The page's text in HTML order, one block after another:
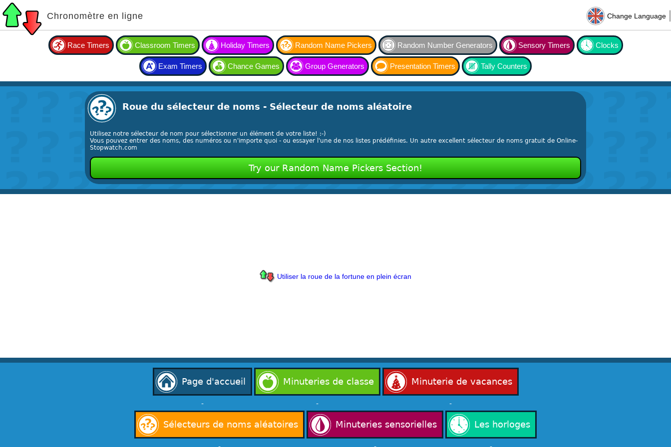
Chronomètre en ligne Change Language
Race Timers Classroom Timers Holiday Timers Random Name Pickers Random Number Generators Sensory Timers Clocks
Exam Timers Chance Games Group Generators Presentation Timers Tally Counters
Roue du sélecteur de noms - Sélecteur de noms aléatoire
Utilisez notre sélecteur de nom pour sélectionner un élément de votre liste! :-)
Vous pouvez entrer des noms, des numéros ou n'importe quoi - ou essayer l'une de nos listes prédéfinies. Un autre excellent sélecteur de noms gratuit de Online-
Stopwatch.com
Try our Random Name Pickers Section!
Utiliser la roue de la fortune en plein écran
Page d'accueil
-
Minuteries de classe
-
Minuterie de vacances
-
Sélecteurs de noms aléatoires Minuteries sensorielles Les horloges